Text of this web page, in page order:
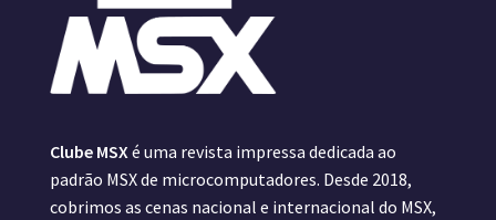
Clube MSXé uma revista impressa dedicada ao
padrão MSX de microcomputadores. Desde 2018,
cobrimos as cenas nacional e internacional do MSX,